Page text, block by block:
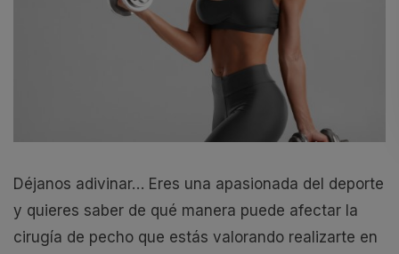
Déjanos adivinar… Eres una apasionada del deporte
y quieres saber de qué manera puede afectar la
cirugía de pecho que estás valorando realizarte en